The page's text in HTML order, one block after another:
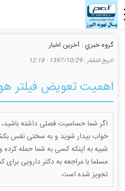
گروه خبري :آخرین اخبار
تاريخ انتشار :1397/10/29 - 12:18
اهمیت تعویض فیلتر
اگر شما حساسیت فصلی داشته باشید،
خواب بیدار شوید و به سختی نفس
شبیه به اینکه کسی به شما حمله
مسلما با مراجعه به دکتر دارویی
تجویز شده است